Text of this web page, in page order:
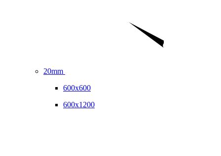
20mm
600x600
600x1200